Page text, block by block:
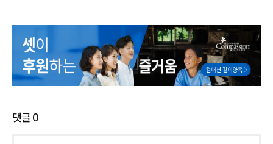
댓글0